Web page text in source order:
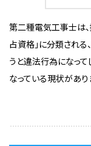
第二種電気工事士は
占資格」に分類され
うと違法行為になっ
なっている現状があ